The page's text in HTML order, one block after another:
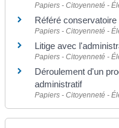
Papiers - Citoyenneté -
Référé conservatoire
Papiers - Citoyenneté -
Litige avec
Papiers - Citoyenneté -
Déroulement d'un
administratif
Papiers - Citoyenneté -